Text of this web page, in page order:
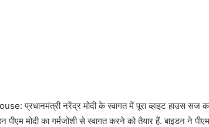
प्रधानमंत्री नरेंद्र मोदी के स्वागत में पूरा व्हाइट हाउस सज
मोदी का गर्मजोशी से स्वागत करने को तैयार हैं. बाइडन ने